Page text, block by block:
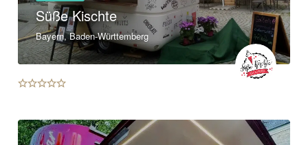
Süße Kischte
Bayern, Baden-Württemberg